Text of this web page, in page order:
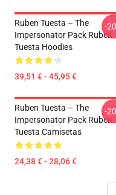
Ruben Tuesta – The
Impersonator Pack Ruben
Tuesta Hoodies
39,51 € - 45,95 €
-
Ruben Tuesta – The
Impersonator Pack Ruben
Tuesta Camisetas
24,38 € - 28,06 €
-